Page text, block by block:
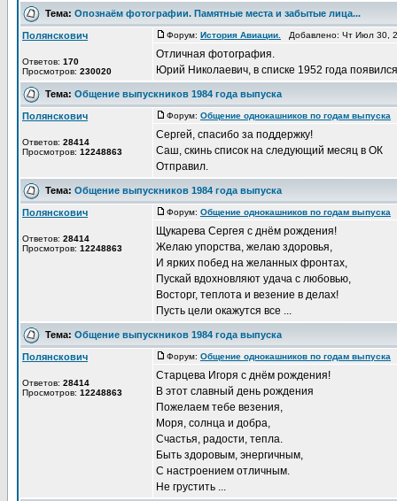
Тема: Опознаём фотографии. Памятные места и забытые лица...
Полянскович
Ответов: 170
Просмотров: 230020
Форум: История Авиации. Добавлено: Чт Июл 30,
Отличная фотография.
Юрий Николаевич, в списке 1952 года
Тема: Общение выпускников 1984 года выпуска
Полянскович
Ответов: 28414
Просмотров: 12248863
Форум: Общение однокашников по годам выпуска
Сергей, спасибо за поддержку!
Саш, скинь список на следующий месяц в ОК
Отправил.
Тема: Общение выпускников 1984 года выпуска
Полянскович
Ответов: 28414
Просмотров: 12248863
Форум: Общение однокашников по годам выпуска
Щукарева Сергея с днём рождения!
Желаю упорства, желаю здоровья,
И ярких побед на желанных фронтах,
Пускай вдохновляют удача с любовью,
Восторг, теплота и везение в делах!
Пусть цели окажутся все ...
Тема: Общение выпускников 1984 года выпуска
Полянскович
Ответов: 28414
Просмотров: 12248863
Форум: Общение однокашников по годам выпуска
Старцева Игоря с днём рождения!
В этот славный день рождения
Пожелаем тебе везения,
Моря, солнца и добра,
Счастья, радости, тепла.
Быть здоровым, энергичным,
С настроением отличным.
Не грустить ...